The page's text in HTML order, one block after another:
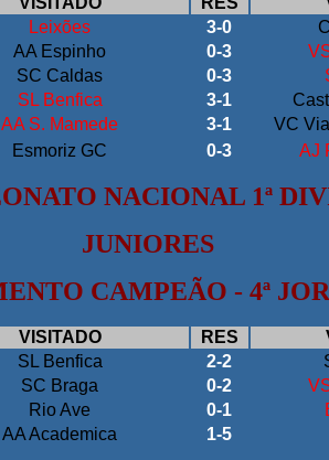
Leixões 3-0
AA Espinho 0-3
SC Caldas 0-3
SL Benfica 3-1
AA S. Mamede 3-1
VC
Esmoriz GC 0-3 AJ
NACIONAL 1ª
JUNIORES
CAMPEÃO - 4ª
VISITADO RES
SL Benfica 2-2
SC Braga 0-2
Rio Ave 0-1
AA Academica 1-5